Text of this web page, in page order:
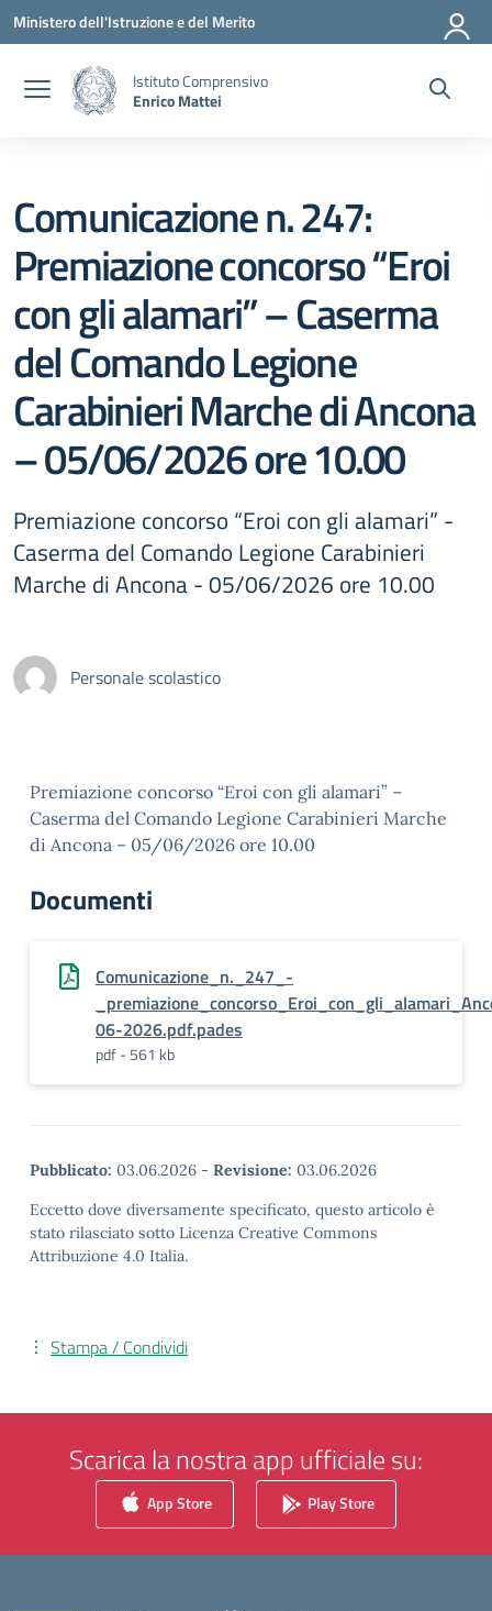
Vai ai contenuti
Vai al menu di navigazione
Vai al footer
Ministero dell'Istruzione e del Merito
Istituto Comprensivo
Enrico Mattei
Comunicazione n. 247:
Premiazione concorso “Eroi
con gli alamari” – Caserma
del Comando Legione
Carabinieri Marche di Ancona
– 05/06/2026 ore 10.00
Premiazione concorso “Eroi con gli alamari” -
Caserma del Comando Legione Carabinieri
Marche di Ancona - 05/06/2026 ore 10.00
Personale scolastico
Premiazione concorso “Eroi con gli alamari” –
Caserma del Comando Legione Carabinieri Marche
di Ancona – 05/06/2026 ore 10.00
Documenti
Comunicazione_n._247_-
06-2026.pdf.pades
pdf - 561 kb
Pubblicato: 03.06.2026 - Revisione: 03.06.2026
Eccetto dove diversamente specificato, questo articolo è
stato rilasciato sotto Licenza Creative Commons
Attribuzione 4.0 Italia.
Stampa / Condividi
Scarica la nostra app ufficiale su:
App Store Play Store